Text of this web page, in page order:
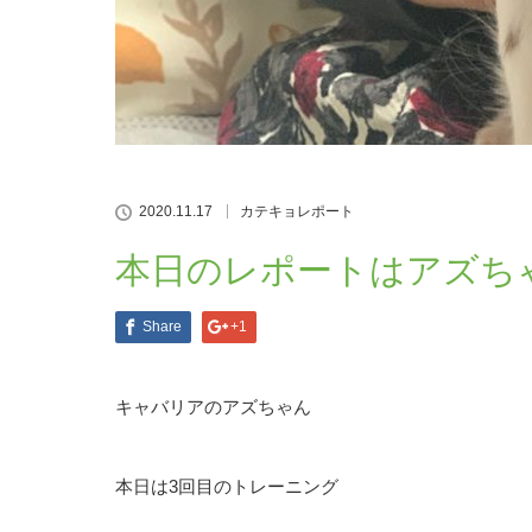
2020.11.17 カテキョレポート
本日のレポートはアズち
Share +1
キャバリアのアズちゃん
本日は3回目のトレーニング